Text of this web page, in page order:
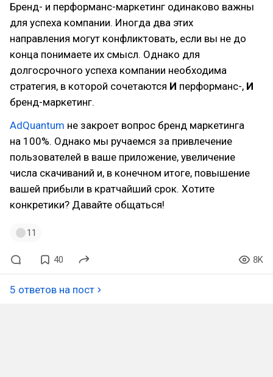
Бренд- и перформанс-маркетинг одинаково важны
для успеха компании. Иногда два этих
направления могут конфликтовать, если вы не до
конца понимаете их смысл. Однако для
долгосрочного успеха компании необходима
стратегия, в которой сочетаются И перформанс-, И
бренд-маркетинг.
AdQuantum не закроет вопрос бренд маркетинга
на 100%. Однако мы ручаемся за привлечение
пользователей в ваше приложение, увеличение
числа скачиваний и, в конечном итоге, повышение
вашей прибыли в кратчайший срок. Хотите
конкретики? Давайте общаться!
11
40 8K
5 ответов на пост